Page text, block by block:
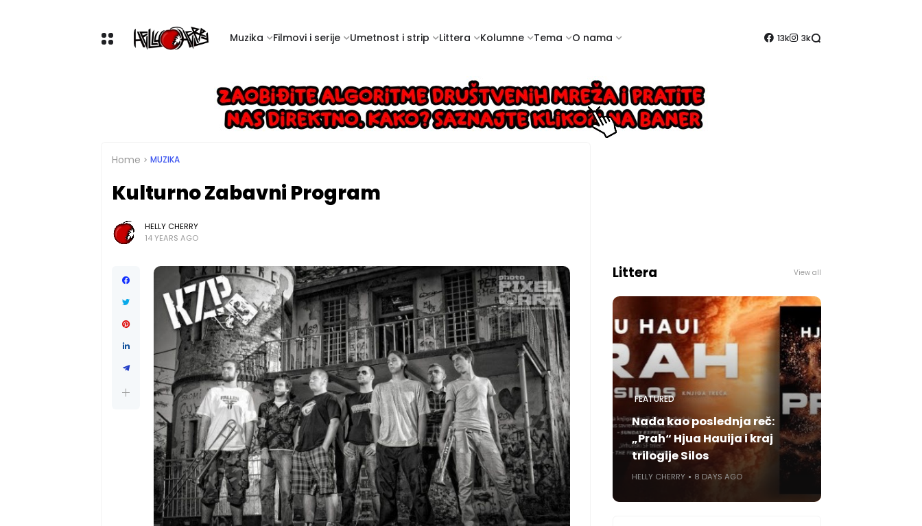
Muzika Filmovi i serije Umetnost i strip Littera Kolumne Tema O nama 13k 3k
Home MUZIKA
Kulturno Zabavni Program
HELLY CHERRY
14 YEARS AGO
Littera View all
FEATURED
Nada kao poslednja reč:
„Prah“ Hjua Hauija i kraj
trilogije Silos
HELLY CHERRY 8 DAYS AGO